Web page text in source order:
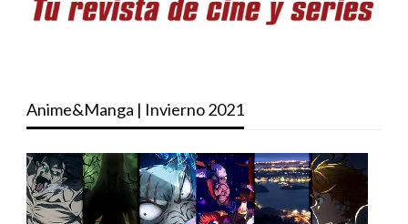
Anime&Manga | Invierno 2021